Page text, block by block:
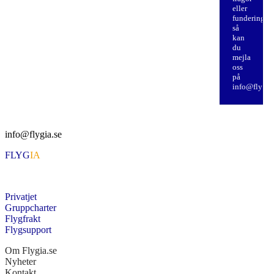
eller
funderingar
så
kan
du
mejla
oss
på
info@flygia.se
FLYGIA
Privatjet
Gruppcharter
Flygfrakt
Flygsupport
Om Flygia.se
Nyheter